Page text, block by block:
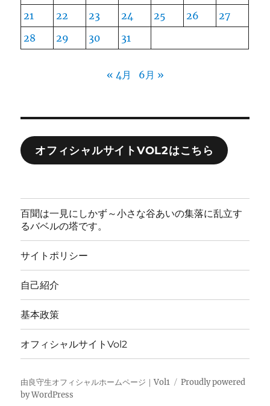
21
22 23 24 25 26
27
28
29 30 31
« 4月 6月 »
オフィシャルサイトVOL2はこちら
百聞は一見にしかず～小さな谷あいの集落に乱立す
るバベルの塔です。
サイトポリシー
自己紹介
基本政策
オフィシャルサイトVol2
由良守生オフィシャルホームページ｜Vol1
Proudly powered
by WordPress